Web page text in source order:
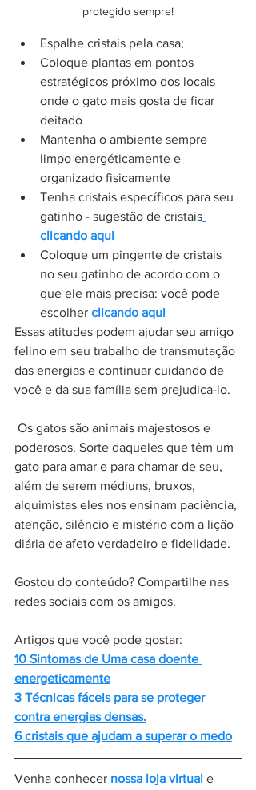
protegido sempre!
Espalhe cristais pela casa;
Coloque plantas em pontos
estratégicos próximo dos locais
onde o gato mais gosta de ficar
deitado
Mantenha o ambiente sempre
limpo energéticamente e
organizado fisicamente
Tenha cristais específicos para seu
gatinho - sugestão de cristais
clicando aqui
Coloque um pingente de cristais
no seu gatinho de acordo com o
que ele mais precisa: você pode
escolher clicando aqui
Essas atitudes podem ajudar seu amigo
felino em seu trabalho de transmutação
das energias e continuar cuidando de
você e da sua família sem prejudica-lo.
poderosos. Sorte daqueles que têm um
gato para amar e para chamar de seu,
além de serem médiuns, bruxos,
alquimistas eles nos ensinam paciência,
atenção, silêncio e mistério com a lição
diária de afeto verdadeiro e fidelidade.
Gostou do conteúdo? Compartilhe nas
redes sociais com os amigos.
Artigos que você pode gostar:
10 Sintomas de Uma casa doente
energeticamente
3 Técnicas fáceis para se proteger
contra energias densas.
6 cristais que ajudam a superar o medo
Venha conhecer nossa loja virtual e